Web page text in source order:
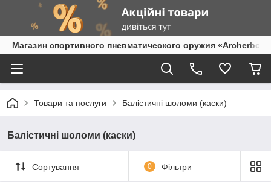
Магазин спортивного пневматического оружия
Товари та послуги Балістичні шоломи (каски)
Балістичні шоломи (каски)
Сортування 0 Фільтри